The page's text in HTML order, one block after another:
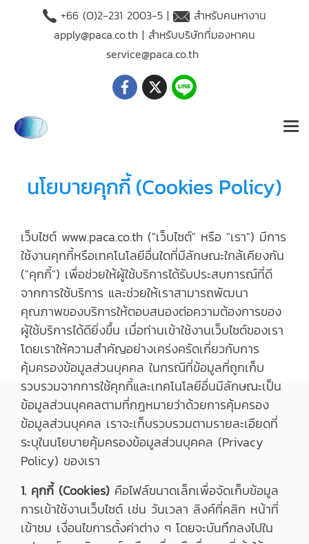
+66 (O)2-231 2003-5 |
สำหรับคนหางาน
apply@paca.co.th | สำหรับบริษัทที่มองหาคน
service@paca.co.th
นโยบายคุกกี้ (Cookies Policy)
เว็บไซต์ www.paca.co.th ("เว็บไซต์" หรือ "เรา") มีการ
ใช้งานคุกกี้หรือเทคโนโลยีอื่นใดที่มีลักษณะใกล้เคียงกัน
("คุกกี้") เพื่อช่วยให้ผู้ใช้บริการได้รับประสบการณ์ที่ดี
จากการใช้บริการ และช่วยให้เราสามารถพัฒนา
คุณภาพของบริการให้ตอบสนองต่อความต้องการของ
ผู้ใช้บริการได้ดียิ่งขึ้น เมื่อท่านเข้าใช้งานเว็บไซต์ของเรา
โดยเราให้ความสำคัญอย่างเคร่งครัดเกี่ยวกับการ
คุ้มครองข้อมูลส่วนบุคคล ในกรณีที่ข้อมูลที่ถูกเก็บ
รวบรวมจากการใช้คุกกี้และเทคโนโลยีอื่นมีลักษณะเป็น
ข้อมูลส่วนบุคคลตามที่กฎหมายว่าด้วยการคุ้มครอง
ข้อมูลส่วนบุคคล เราจะเก็บรวบรวมตามรายละเอียดที่
ระบุในนโยบายคุ้มครองข้อมูลส่วนบุคคล (Privacy
Policy) ของเรา
1. คุกกี้ (Cookies) คือไฟล์ขนาดเล็กเพื่อจัดเก็บข้อมูล
การเข้าใช้งานเว็บไซต์ เช่น วันเวลา ลิงค์ที่คลิก หน้าที่
เข้าชม เงื่อนไขการตั้งค่าต่าง ๆ โดยจะบันทึกลงไปใน